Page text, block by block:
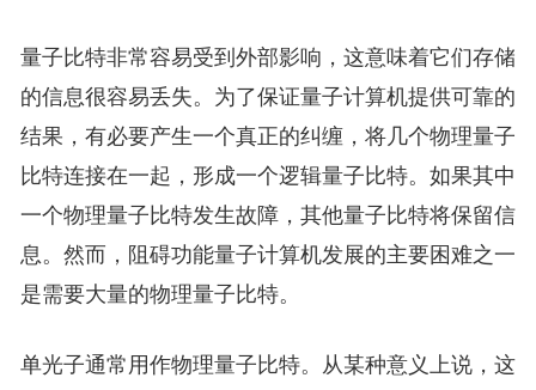
量子比特非常容易受到外部影响，这意味着它们存储
的信息很容易丢失。为了保证量子计算机提供可靠的
结果，有必要产生一个真正的纠缠，将几个物理量子
比特连接在一起，形成一个逻辑量子比特。如果其中
一个物理量子比特发生故障，其他量子比特将保留信
息。然而，阻碍功能量子计算机发展的主要困难之一
是需要大量的物理量子比特。
单光子通常用作物理量子比特。从某种意义上说，这